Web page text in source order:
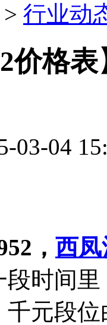
> 行业动
价格
03-04
， 西
时间
元段